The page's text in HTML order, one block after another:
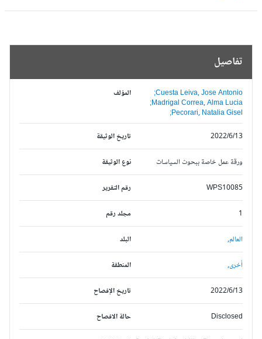
تفاصيل
المؤلف
Cuesta Leiva, Jose Antonio;
Madrigal Correa, Alma Lucia;
Pecorari, Natalia Gisel;
تاريخ الوثيقة
2022/6/13
نوع الوثيقة ورقة عمل خاصة ببحوث السياسات
رقم التقرير WPS10085
مجلد رقم
البلد العالم,
المنطقة أخرى,
تاريخ الإفصاح 2022/6/13
حالة الافصاح Disclosed